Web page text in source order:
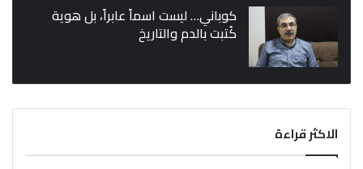
كوباني… ليست اسماً عابراً، بل هوية
كُتبت بالدم والتاريخ
الاكثر قراءة